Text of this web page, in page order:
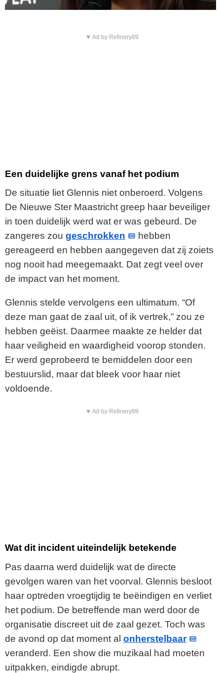
▼ Ad by Refinery89
Een duidelijke grens vanaf het podium
De situatie liet Glennis niet onberoerd. Volgens
De Nieuwe Ster Maastricht greep haar beveiliger
in toen duidelijk werd wat er was gebeurd. De
zangeres zou geschrokken
hebben
gereageerd en hebben aangegeven dat zij zoiets
nog nooit had meegemaakt. Dat zegt veel over
de impact van het moment.
Glennis stelde vervolgens een ultimatum. “Of
deze man gaat de zaal uit, of ik vertrek,” zou ze
hebben geëist. Daarmee maakte ze helder dat
haar veiligheid en waardigheid voorop stonden.
Er werd geprobeerd te bemiddelen door een
bestuurslid, maar dat bleek voor haar niet
voldoende.
▼ Ad by Refinery89
Wat dit incident uiteindelijk betekende
Pas daarna werd duidelijk wat de directe
gevolgen waren van het voorval. Glennis besloot
haar optreden vroegtijdig te beëindigen en verliet
het podium. De betreffende man werd door de
organisatie discreet uit de zaal gezet. Toch was
de avond op dat moment al onherstelbaar
veranderd. Een show die muzikaal had moeten
uitpakken, eindigde abrupt.